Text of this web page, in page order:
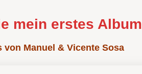
mein erstes Album
Manuel & Vicente Sosa